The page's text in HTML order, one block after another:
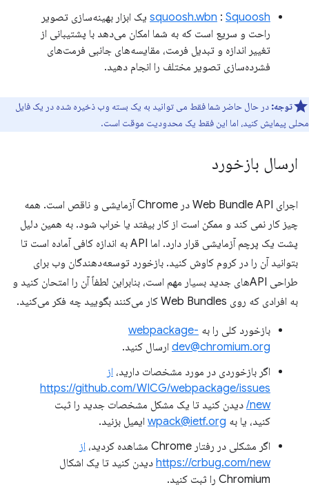
squoosh.wbn : Squoosh
یک ابزار بهینه‌سازی تصویر
راحت و سریع است که به شما امکان می‌دهد با پشتیبانی از
تغییر اندازه و تبدیل فرمت، مقایسه‌های جانبی فرمت‌های
فشرده‌سازی تصویر مختلف را انجام دهید.
توجه: در حال حاضر شما فقط می توانید به یک بسته وب ذخیره شده در یک فایل
محلی پیمایش کنید، اما این فقط یک محدودیت موقت است.
ارسال بازخورد
اجرای Web Bundle API در Chrome آزمایشی و ناقص است. همه
چیز کار نمی کند و ممکن است از کار بیفتد یا خراب شود. به همین دلیل
پشت یک پرچم آزمایشی قرار دارد. اما API به اندازه کافی آماده است تا
بتوانید آن را در کروم کاوش کنید. بازخورد توسعه‌دهندگان وب برای
طراحی APIهای جدید بسیار مهم است، بنابراین لطفاً آن را امتحان کنید و
به افرادی که روی Web Bundles کار می‌کنند بگویید چه فکر می‌کنید.
بازخورد کلی را به webpackage-
dev@chromium.org ارسال کنید.
اگر بازخوردی در مورد مشخصات دارید، از
https://github.com/WICG/webpackage/issues
/new دیدن کنید تا یک مشکل مشخصات جدید را ثبت
کنید، یا به wpack@ietf.org ایمیل بزنید.
اگر مشکلی در رفتار Chrome مشاهده کردید،
از
https://crbug.com/new دیدن کنید تا یک اشکال
Chromium را ثبت کنید.